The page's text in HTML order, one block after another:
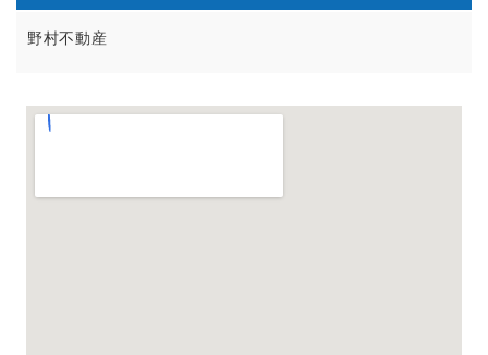
野村不動産